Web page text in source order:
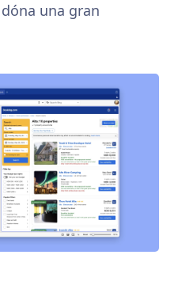
una gran